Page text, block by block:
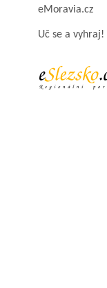
eMoravia.cz
Uč se a vyhraj!